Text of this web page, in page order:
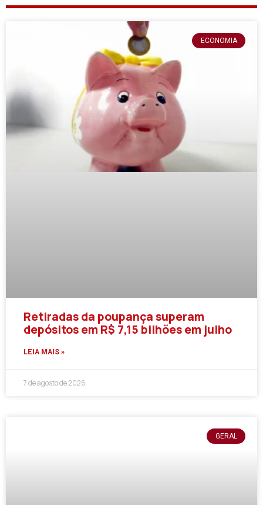
ECONOMIA
Retiradas da poupança superam
depósitos em R$ 7,15 bilhões em julho
LEIA MAIS »
7 de agosto de 2026
GERAL